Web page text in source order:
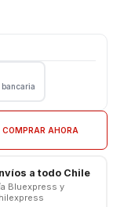
COMPRAR AHORA
a todo Chile
Bluexpress y